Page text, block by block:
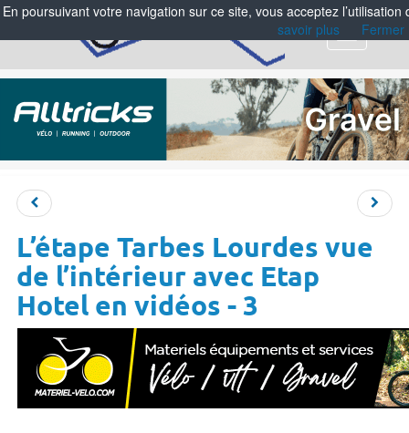
Menu
L’étape Tarbes Lourdes vue
de l’intérieur avec Etap
Hotel en vidéos - 3
En poursuivant votre navigation sur ce site, vous acceptez
savoir plus
Fermer